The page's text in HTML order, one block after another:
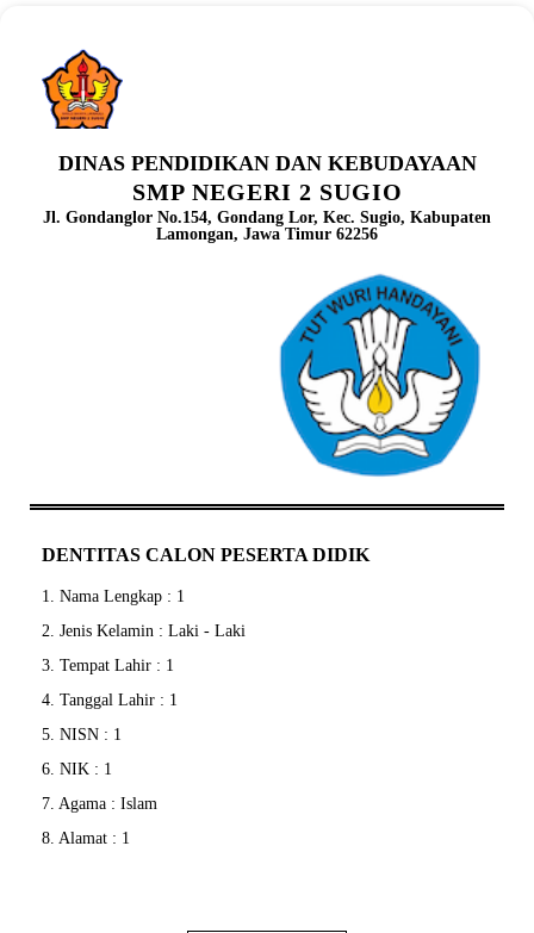
DINAS PENDIDIKAN DAN KEBUDAYAAN
SMP NEGERI 2 SUGIO
Jl. Gondanglor No.154, Gondang Lor, Kec. Sugio, Kabupaten
Lamongan, Jawa Timur 62256
DENTITAS CALON PESERTA DIDIK
1. Nama Lengkap : 1
2. Jenis Kelamin : Laki - Laki
3. Tempat Lahir : 1
4. Tanggal Lahir : 1
5. NISN : 1
6. NIK : 1
7. Agama : Islam
8. Alamat : 1